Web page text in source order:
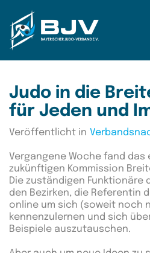
Zum Hauptinhalt springen
Judo in die
für Jeden und
Veröffentlicht in
Vergangene Woche fand
zukünftigen Kommission
Die zuständigen Funktionäre
den Bezirken, die Referentin
online um sich (soweit noch
kennenzulernen und sich
Beispiele auszutauschen.